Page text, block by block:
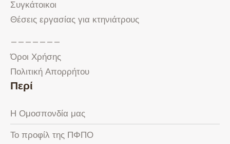
Συγκάτοικοι
Θέσεις εργασίας για κτηνιάτρους
———————
Όροι Χρήσης
Πολιτική Απορρήτου
Περί
Η Ομοσπονδία μας
Το προφίλ της ΠΦΠΟ